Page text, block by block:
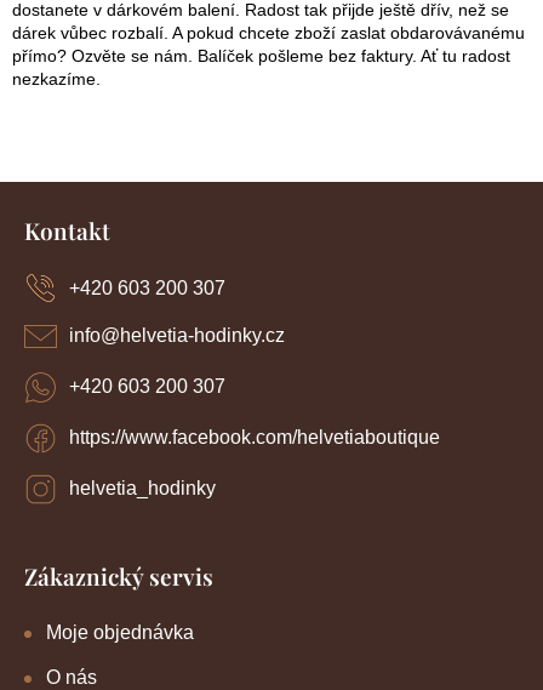
dostanete v dárkovém balení. Radost tak přijde ještě dřív, než se
dárek vůbec rozbalí. A pokud chcete zboží zaslat obdarovávanému
přímo? Ozvěte se nám. Balíček pošleme bez faktury. Ať tu radost
nezkazíme.
Kontakt
info@helvetia-hodinky.cz
+420 603 200 307
https://www.facebook.com/helvetiaboutique
helvetia_hodinky
+420 603 200 307
Zákaznický servis
Moje objednávka
O nás